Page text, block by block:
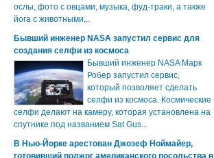
ослы, фото с овцами, музыка, фуд-траки, а также
йога с животными...
Бывший инженер NASA запустил сервис для
создания селфи из космоса
Бывший инженер NASA Марк
Робер запустил сервис,
который позволяет сделать
селфи из космоса. Космические
селфи делают на камеру, которая установлена на
спутнике под названием Sat Gus...
В Нью-Йорке арестован Джозеф Ноймайер,
готовивший поджог американского посольства в